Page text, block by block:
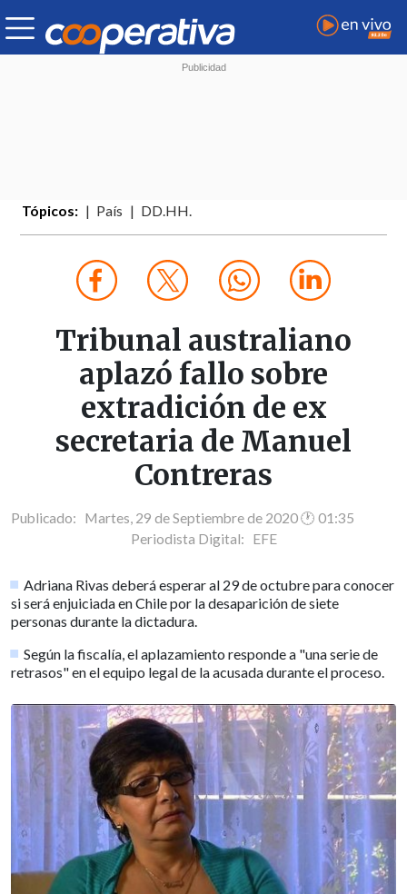
Tópicos: País DD.HH.
Tribunal australiano
aplazó fallo sobre
extradición de ex
secretaria de Manuel
Contreras
Publicado: Martes, 29 de Septiembre de 2020 🕐 01:35
Periodista Digital: EFE
Adriana Rivas deberá esperar al 29 de octubre para conocer
si será enjuiciada en Chile por la desaparición de siete
personas durante la dictadura.
Según la fiscalía, el aplazamiento responde a "una serie de
retrasos" en el equipo legal de la acusada durante el proceso.